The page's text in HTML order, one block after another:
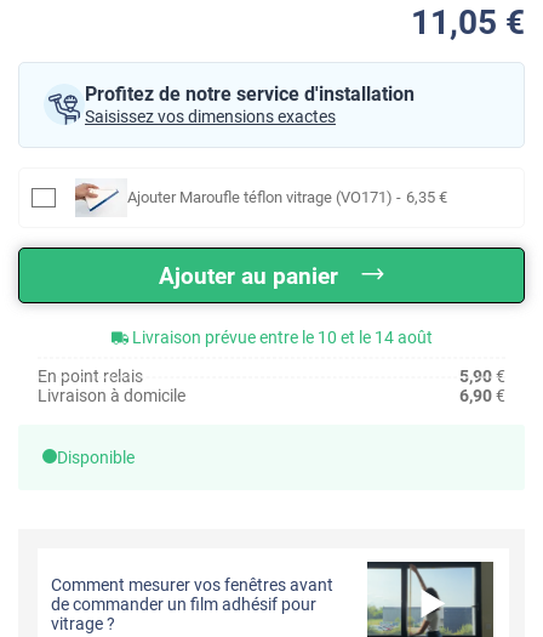
11 ,05 €
Profitez de notre service d'installation
Saisissez vos dimensions exactes
Ajouter Maroufle téflon vitrage (VO171) - 6,35 €
Ajouter au panier
Livraison prévue entre le 10 et le 14 août
En point relais
5,90€
Livraison à domicile
6,90€
Disponible
Comment mesurer vos fenêtres avant
de commander un film adhésif pour
vitrage ?